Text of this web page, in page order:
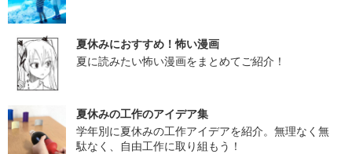
夏休みにおすすめ！怖い漫画
夏に読みたい怖い漫画をまとめてご紹介！
夏休みの工作のアイデア集
学年別に夏休みの工作アイデアを紹介。無理なく無
駄なく、自由工作に取り組もう！